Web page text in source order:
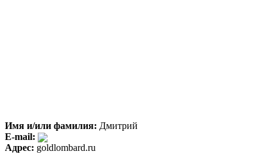
Имя и/или фамилия: Дмитрий
E-mail:
Адрес: goldlombard.ru